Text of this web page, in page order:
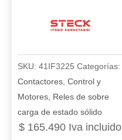
SKU: 41IF3225 Categorías:
Contactores, Control y
Motores, Reles de sobre
carga de estado sólido
$ 165.490 Iva incluido